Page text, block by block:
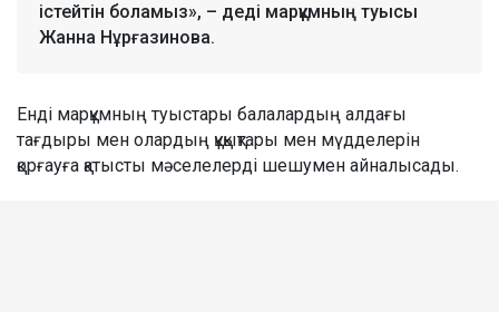
істейтін боламыз», – деді марқұмның туысы
Жанна Нұрғазинова.
Енді марқұмның туыстары балалардың алдағы
тағдыры мен олардың құқықтары мен мүдделерін
қорғауға қатысты мәселелерді шешумен айналысады.